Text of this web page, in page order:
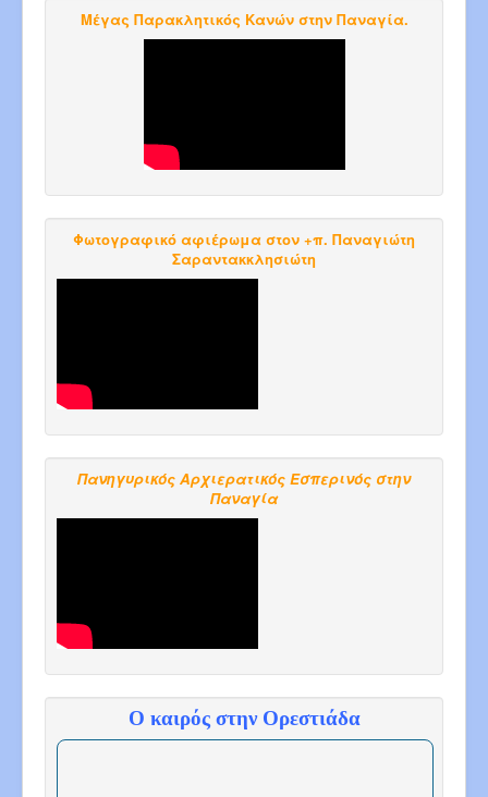
Μέγας Παρακλητικός Κανών στην Παναγία.
Φωτογραφικό αφιέρωμα στον +π. Παναγιώτη
Σαραντακκλησιώτη
Πανηγυρικός Αρχιερατικός Εσπερινός στην
Παναγία
Ο καιρός στην Ορεστιάδα